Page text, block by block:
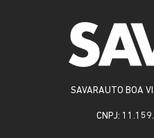
SAVARAUTO BOA
CNPJ: